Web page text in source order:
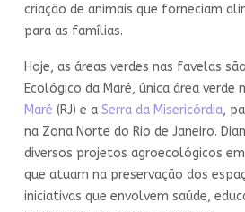
criação de animais que forneciam
para as famílias.
Hoje, as áreas verdes nas favelas
Ecológico da Maré, única área verde
Maré (RJ) e a Serra da Misericórdia,
na Zona Norte do Rio de Janeiro.
diversos projetos agroecológicos
que atuam na preservação dos
iniciativas que envolvem saúde,